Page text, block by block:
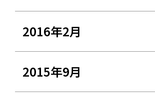
2016年2月
2015年9月